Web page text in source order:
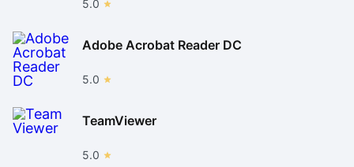
5.0
Adobe Acrobat Reader DC
5.0
TeamViewer
5.0